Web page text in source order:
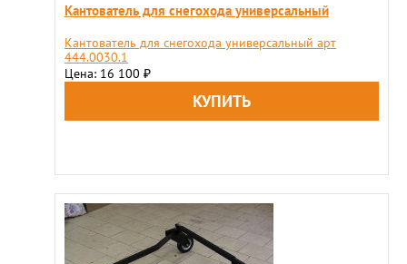
Кантователь для снегохода универсальный
Кантователь для снегохода универсальный арт
444.0030.1
Цена: 16 100 ₽